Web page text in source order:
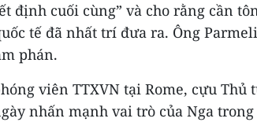
định cuối cùng” và cho rằng cần
tế đã nhất trí đưa ra. Ông
phán.
viên TTXVN tại Rome, cựu
nhấn mạnh vai trò của Nga